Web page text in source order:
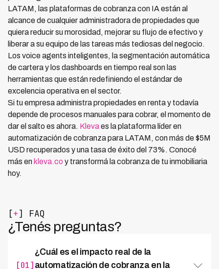
LATAM, las plataformas de cobranza con IA están al
alcance de cualquier administradora de propiedades que
quiera reducir su morosidad, mejorar su flujo de efectivo y
liberar a su equipo de las tareas más tediosas del negocio.
Los voice agents inteligentes, la segmentación automática
de cartera y los dashboards en tiempo real son las
herramientas que están redefiniendo el estándar de
excelencia operativa en el sector.
Si tu empresa administra propiedades en renta y todavía
depende de procesos manuales para cobrar, el momento de
dar el salto es ahora. Klevaes la plataforma líder en
automatización de cobranza para LATAM, con más de $5M
USD recuperados y una tasa de éxito del 73%. Conocé
más en kleva.co y transformá la cobranza de tu inmobiliaria
hoy.
[+] FAQ
¿Tenés preguntas?
[01]
¿Cuál es el impacto real de la
automatización de cobranza en la